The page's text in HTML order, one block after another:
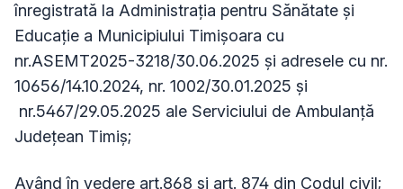
înregistrată la Administrația pentru Sănătate și
Educație a Municipiului Timișoara cu
nr.ASEMT2025-3218/30.06.2025 şi adresele cu nr.
10656/14.10.2024, nr. 1002/30.01.2025 și
nr.5467/29.05.2025 ale Serviciului de Ambulanţă
Judeţean Timiş;
Având în vedere art.868 şi art. 874 din Codul civil;